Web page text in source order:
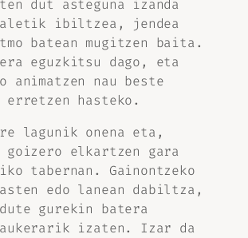
dut asteguna izanda
ibiltzea, jendea
batean mugitzen baita.
eguzkitsu dago, eta
animatzen nau beste
erretzen hasteko.
lagunik onena eta,
goizero elkartzen gara
tabernan. Gainontzeko
edo lanean dabiltza,
gurekin batera
izaten. Izar da